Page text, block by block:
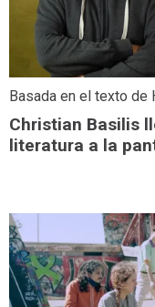
Basada en el texto de
Christian Basilis
literatura a la